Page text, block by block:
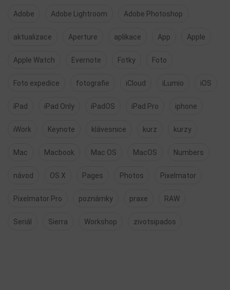
Adobe Adobe Lightroom Adobe Photoshop
aktualizace Aperture aplikace App Apple
Apple Watch Evernote Fotky Foto
Foto expedice fotografie iCloud iLumio iOS
iPad iPad Only iPadOS iPad Pro iphone
iWork Keynote klávesnice kurz kurzy
Mac Macbook Mac OS MacOS Numbers
návod OS X Pages Photos Pixelmator
Pixelmator Pro poznámky praxe RAW
Seriál Sierra Workshop zivotsipados